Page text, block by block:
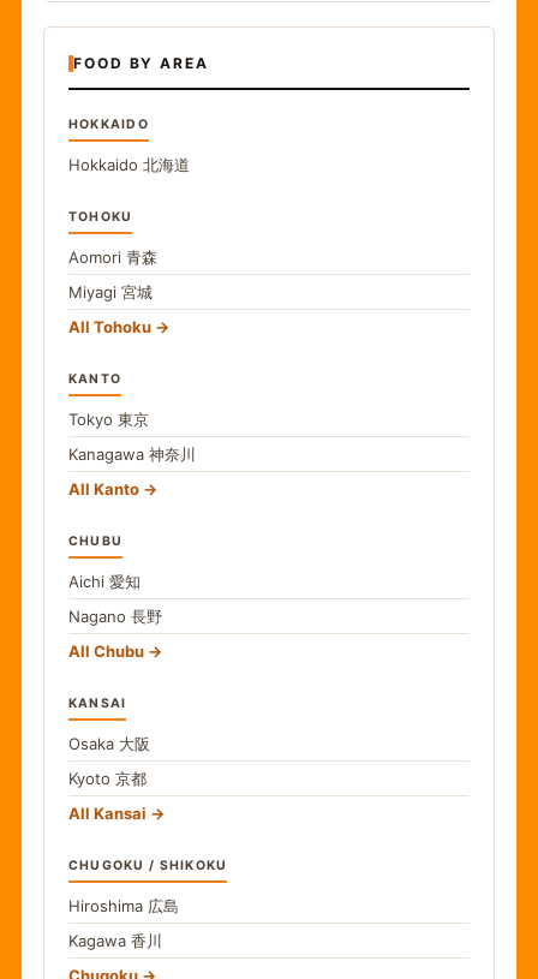
FOOD BY AREA
HOKKAIDO
Hokkaido 北海道
TOHOKU
Aomori 青森
Miyagi 宮城
All Tohoku
KANTO
Tokyo 東京
Kanagawa 神奈川
All Kanto
CHUBU
Aichi 愛知
Nagano 長野
All Chubu
KANSAI
Osaka 大阪
Kyoto 京都
All Kansai
CHUGOKU / SHIKOKU
Hiroshima 広島
Kagawa 香川